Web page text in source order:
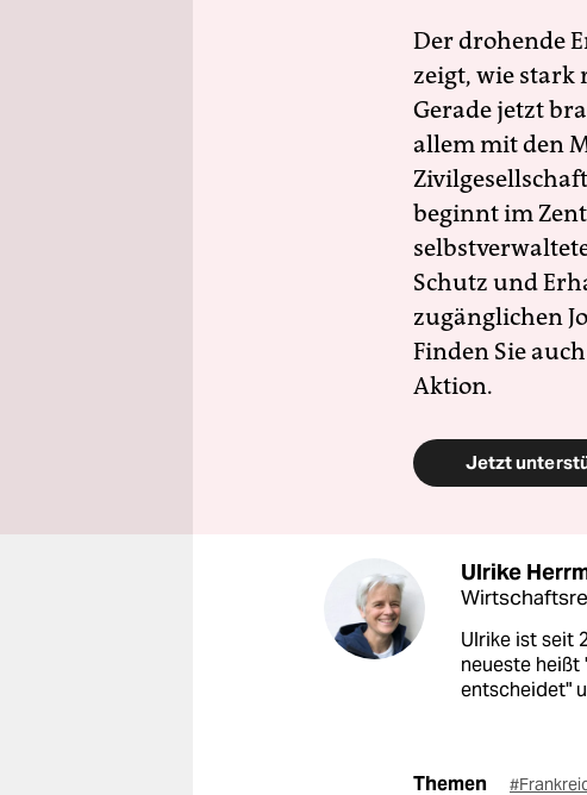
Der drohende
zeigt, wie stark
Gerade jetzt
allem mit den
beginnt im
Schutz und
zugänglichen
Finden Sie
Aktion.
Jetzt
Ulrike
Ulrike ist seit
neueste heißt
entscheidet"
Themen